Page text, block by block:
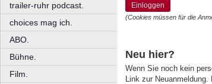
trailer-ruhr podcast.
choices mag ich.
ABO.
Bühne.
Film.
Einloggen
(Cookies müssen für die
Neu hier?
Wenn Sie noch kein
Link zur